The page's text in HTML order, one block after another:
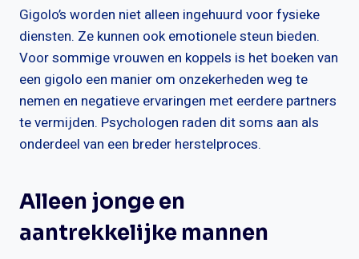
Gigolo’s worden niet alleen ingehuurd voor fysieke
diensten. Ze kunnen ook emotionele steun bieden.
Voor sommige vrouwen en koppels is het boeken van
een gigolo een manier om onzekerheden weg te
nemen en negatieve ervaringen met eerdere partners
te vermijden. Psychologen raden dit soms aan als
onderdeel van een breder herstelproces.
Alleen jonge en
aantrekkelijke mannen